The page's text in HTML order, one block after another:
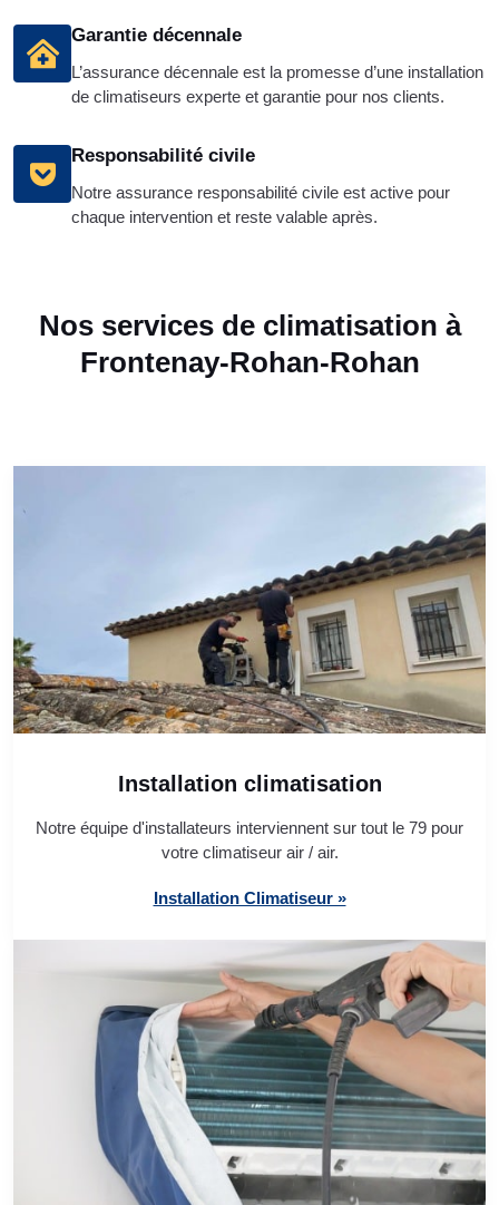
Garantie décennale
L’assurance décennale est la promesse d’une installation
de climatiseurs experte et garantie pour nos clients.
Responsabilité civile
Notre assurance responsabilité civile est active pour
chaque intervention et reste valable après.
Nos services de climatisation à
Frontenay-Rohan-Rohan
Installation climatisation
Notre équipe d'installateurs interviennent sur tout le 79 pour
votre climatiseur air / air.
Installation Climatiseur »